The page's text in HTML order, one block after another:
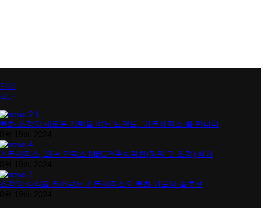
인기
최근
특화 조경의 새로운 지평을 여는 브랜드, ’가든제작소‘를 만나다
가든제작소, 19년 킨텍스 MBC건축박람회(정원 및 조경) 참가
조경의 상식을 뛰어넘는 가든제작소의 특화 가드닝 솔루션